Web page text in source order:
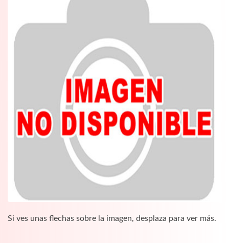
Si ves unas flechas sobre la imagen, desplaza para ver más.